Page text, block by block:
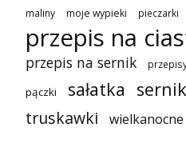
maliny moje wypieki pieczarki
przepis na
przepis na sernik
pączki sałatka sernik
truskawki